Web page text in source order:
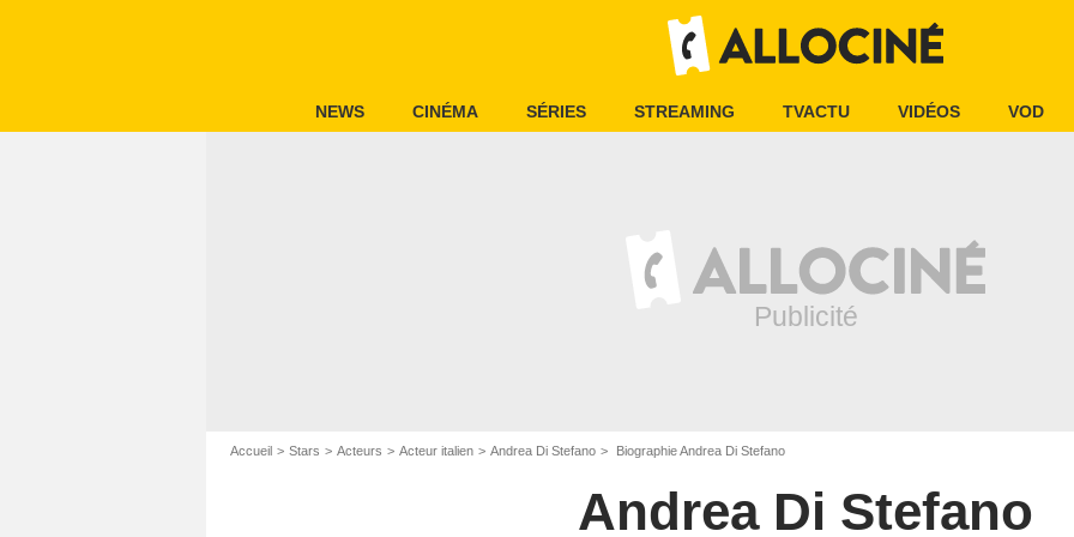
NEWS CINÉMA SÉRIES STREAMING TVACTU VIDÉOS VOD
Accueil Stars Acteurs Acteur italien Andrea Di Stefano Biographie Andrea Di Stefano
Andrea Di Stefano